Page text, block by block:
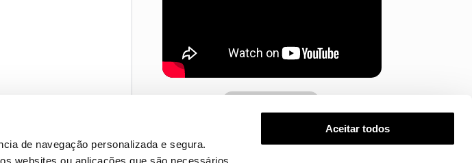
de navegação personalizada e segura.
Aceitar todos